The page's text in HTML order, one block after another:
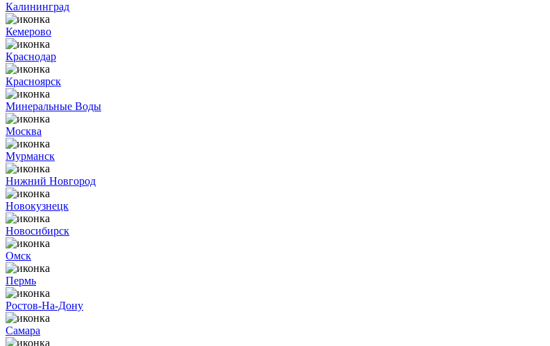
Калининград
Кемерово
Краснодар
Красноярск
Минеральные Воды
Москва
Мурманск
Нижний Новгород
Новокузнецк
Новосибирск
Омск
Пермь
Ростов-На-Дону
Самара